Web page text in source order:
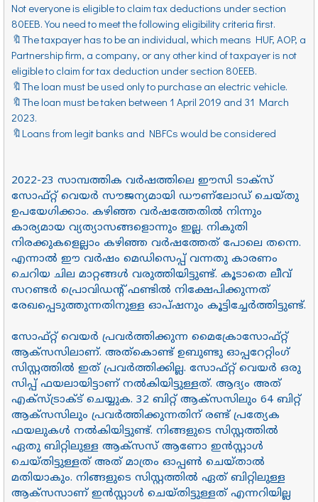
Not everyone is eligible to claim tax deductions under section
80EEB. You need to meet the following eligibility criteria first.
🔖The taxpayer has to be an individual, which means HUF, AOP, a
Partnership firm, a company, or any other kind of taxpayer is not
eligible to claim for tax deduction under section 80EEB.
🔖The loan must be used only to purchase an electric vehicle.
🔖The loan must be taken between 1 April 2019 and 31 March
2023.
🔖Loans from legit banks and NBFCs would be considered
2022-23 സാമ്പത്തിക വർഷത്തിലെ ഈസി ടാക്സ്
സോഫ്റ്റ് വെയർ സൗജന്യമായി ഡൗണ്ലോഡ് ചെയ്തു
ഉപയേഗിക്കാം. കഴിഞ്ഞ വർഷത്തേതിൽ നിന്നും
കാര്യമായ വ്യത്യാസങ്ങളൊന്നും ഇല്ല. നികുതി
നിരക്കുകളെല്ലാം കഴിഞ്ഞ വർഷത്തേത് പോലെ തന്നെ.
എന്നാൽ ഈ വർഷം മെഡിസെപ്പ് വന്നതു കാരണം
ചെറിയ ചില മാറ്റങ്ങൾ വരുത്തിയിട്ടുണ്ട്. കൂടാതെ ലീവ്
സറണ്ടർ പ്രൊവിഡന്റ് ഫണ്ടിൽ നിക്ഷേപിക്കുന്നത്
രേഖപ്പെടുത്തുന്നതിനുള്ള ഓപ്ഷനും കൂട്ടിച്ചേർത്തിട്ടുണ്ട്.
സോഫ്റ്റ് വെയർ പ്രവർത്തിക്കുന്ന മൈക്രോസോഫ്റ്റ്
ആക്സസിലാണ്. അത്കൊണ്ട് ഉബുണ്ടു ഓപ്പറേറ്റിംഗ്
സിസ്റ്റത്തിൽ ഇത് പ്രവർത്തിക്കില്ല. സോഫ്റ്റ് വെയർ ഒരു
സിപ്പ് ഫയലായിട്ടാണ് നൽകിയിട്ടുള്ളത്. ആദ്യം അത്
എക്സ്ട്രാക്ട് ചെയ്യുക. 32 ബിറ്റ് ആക്സസിലും 64 ബിറ്റ്
ആക്സസിലും പ്രവർത്തിക്കുന്നതിന് രണ്ട് പ്രത്യേക
ഫയലുകൾ നൽകിയിട്ടുണ്ട്. നിങ്ങളുടെ സിസ്റ്റത്തിൽ
ഏതു ബിറ്റിലുള്ള ആക്സസ് ആണോ ഇൻസ്റ്റാൾ
ചെയ്തിട്ടുള്ളത് അത് മാത്രം ഓപ്പൺ ചെയ്താൽ
മതിയാകും. നിങ്ങളുടെ സിസ്റ്റത്തിൽ ഏത് ബിറ്റിലുള്ള
ആക്സസാണ് ഇൻസ്റ്റാൾ ചെയ്തിട്ടുള്ളത് എന്നറിയില്ല